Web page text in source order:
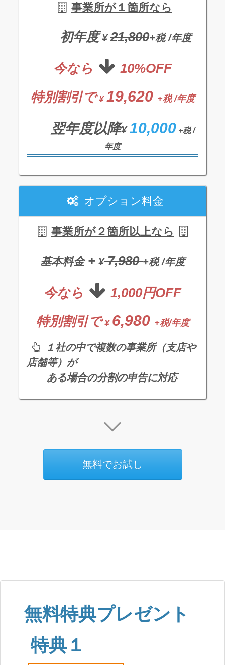
事業所が１箇所なら
初年度¥21,800+税 /年度
今なら
10%OFF
特別割引で¥ 19,620 +税 /年度
翌年度以降¥10,000 +税 /
年度
オプション料金
事業所が２箇所以上なら
基本料金+ ¥7,980+税 /年度
今なら
1,000円OFF
特別割引で¥ 6,980 +税/年度
１社の中で複数の事業所（支店や
店舗等）が
ある場合の分割の申告に対応
無料でお試し
無料特典プレゼント
特典１